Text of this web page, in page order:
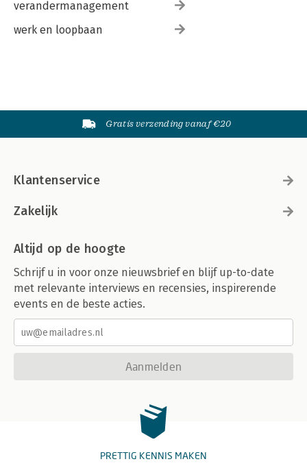
verandermanagement
werk en loopbaan
Gratis verzending vanaf €20
Klantenservice
Zakelijk
Altijd op de hoogte
Schrijf u in voor onze nieuwsbrief en blijf up-to-date
met relevante interviews en recensies, inspirerende
events en de beste acties.
Aanmelden
PRETTIG KENNIS MAKEN